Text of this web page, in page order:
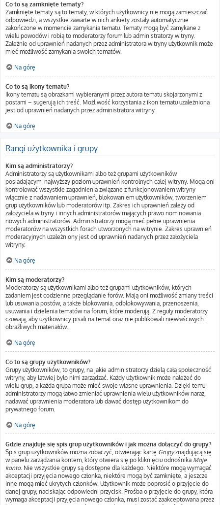
Co to są zamknięte tematy?
Zamknięte tematy są to tematy, w których użytkownicy nie mogą zamieszczać
odpowiedzi, a wszystkie zawarte w nich ankiety zostały automatycznie
zakończone w momencie zamykania tematu. Tematy mogą być zamykane z
wielu powodów i robią to moderatorzy forum lub administratorzy witryny.
Zależnie od uprawnień nadanych przez administratora witryny użytkownik może
mieć możliwość zamykania swoich tematów.
Na górę
Co to są ikony tematu?
Ikony tematu są obrazkami wybieranymi przez autora tematu skojarzonymi z
postami – sugerują ich treść. Możliwość korzystania z ikon tematu uzależniona
jest od uprawnień nadanych przez administratora witryny.
Na górę
Rangi użytkownika i grupy
Kim są administratorzy?
Administratorzy są użytkownikami albo też grupami użytkowników
posiadającymi najwyższy poziom uprawnień kontrolnych całej witryny. Mogą oni
kontrolować wszystkie zagadnienia związane z funkcjonowaniem witryny
włącznie z nadawaniem uprawnień, blokowaniem użytkowników, tworzeniem
grup użytkowników lub moderatorów itp. Zakres ich uprawnień zależy od
założyciela witryny i innych administratorów mających prawo nominowania
nowych administratorów. Administratorzy mogą mieć pełne uprawnienia
moderatorów na wszystkich forach utworzonych na witrynie. Zakres uprawnień
moderacyjnych uzależniony jest od uprawnień nadanych przez założyciela
witryny.
Na górę
Kim są moderatorzy?
Moderatorzy są użytkownikami albo też grupami użytkowników, których
zadaniem jest codzienne przeglądanie forów. Mają oni możliwość zmiany treści
lub usuwania postów, a także blokowania, odblokowywania, przenoszenia,
usuwania i dzielenia tematów na forum, które moderują. Z reguły moderatorzy
czuwają, aby użytkownicy pisali na temat oraz nie publikowali niewłaściwych i
obraźliwych materiałów.
Na górę
Co to są grupy użytkowników?
Grupy użytkowników, to grupy, na jakie administratorzy dzielą całą społeczność
witryny, aby łatwiej było nimi zarządzać. Każdy użytkownik może należeć do
wielu grup, a każda grupa może mieć swoje własne uprawnienia. Dzięki temu
administratorzy mogą łatwo zmieniać uprawnienia wielu użytkowników naraz,
nadawać uprawnienia moderatora lub dawać dostęp użytkownikom do
prywatnego forum.
Na górę
Gdzie znajduje się spis grup użytkowników i jak można dołączyć do grupy?
Spis grup użytkowników można zobaczyć, otwierając kartę Grupyznajdującą się
w panelu zarządzania kontem, który otwiera się po kliknięciu odnośnika Moje
konto. Nie wszystkie grupy są dostępne dla każdego. Niektóre mogą wymagać
akceptacji przyjęcia nowego członka, niektóre mogą być zamknięte, a jeszcze
inne mogą mieć ukrytych członków. Użytkownik może poprosić o przyjęcie do
danej grupy, naciskając odpowiedni przycisk. Prośba o przyjęcie do grupy, która
wymaga akceptacji przyjęcia nowego członka, musi zostać zaakceptowana przez